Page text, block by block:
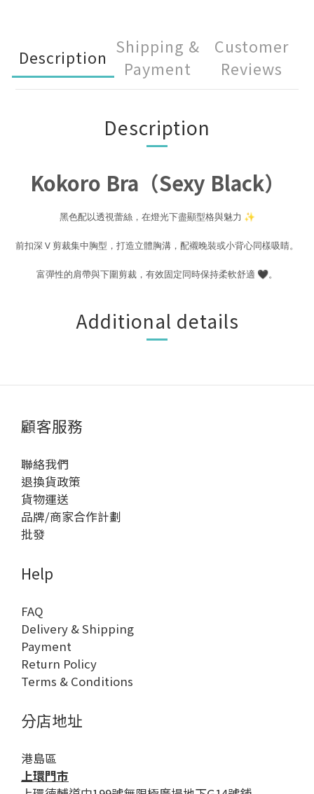
Description
Shipping &
Payment
Customer
Reviews
Description
Kokoro Bra（Sexy Black）
黑色配以透視蕾絲，在燈光下盡顯型格與魅力 ✨
前扣深 V 剪裁集中胸型，打造立體胸溝，配襯晚裝或小背心同樣吸睛。
富彈性的肩帶與下圍剪裁，有效固定同時保持柔軟舒適 🖤。
Additional details
顧客服務
聯絡我們
退換貨政策
貨物運送
品牌/商家合作計劃
批發
Help
FAQ
Delivery & Shipping
Payment
Return Policy
Terms & Conditions
分店地址
港島區
上環門市